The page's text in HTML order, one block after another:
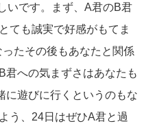
いです。まず、A君のB君
ても誠実で好感がもてま
たその後もあなたと関係
君への気まずさはあなたも
に遊びに行くというのもな
う、24日はぜひA君と過